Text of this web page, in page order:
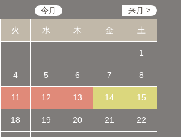
火 水 木 金 土
1
4 5 6 7 8
11 12 13 14 15
18 19 20 21 22